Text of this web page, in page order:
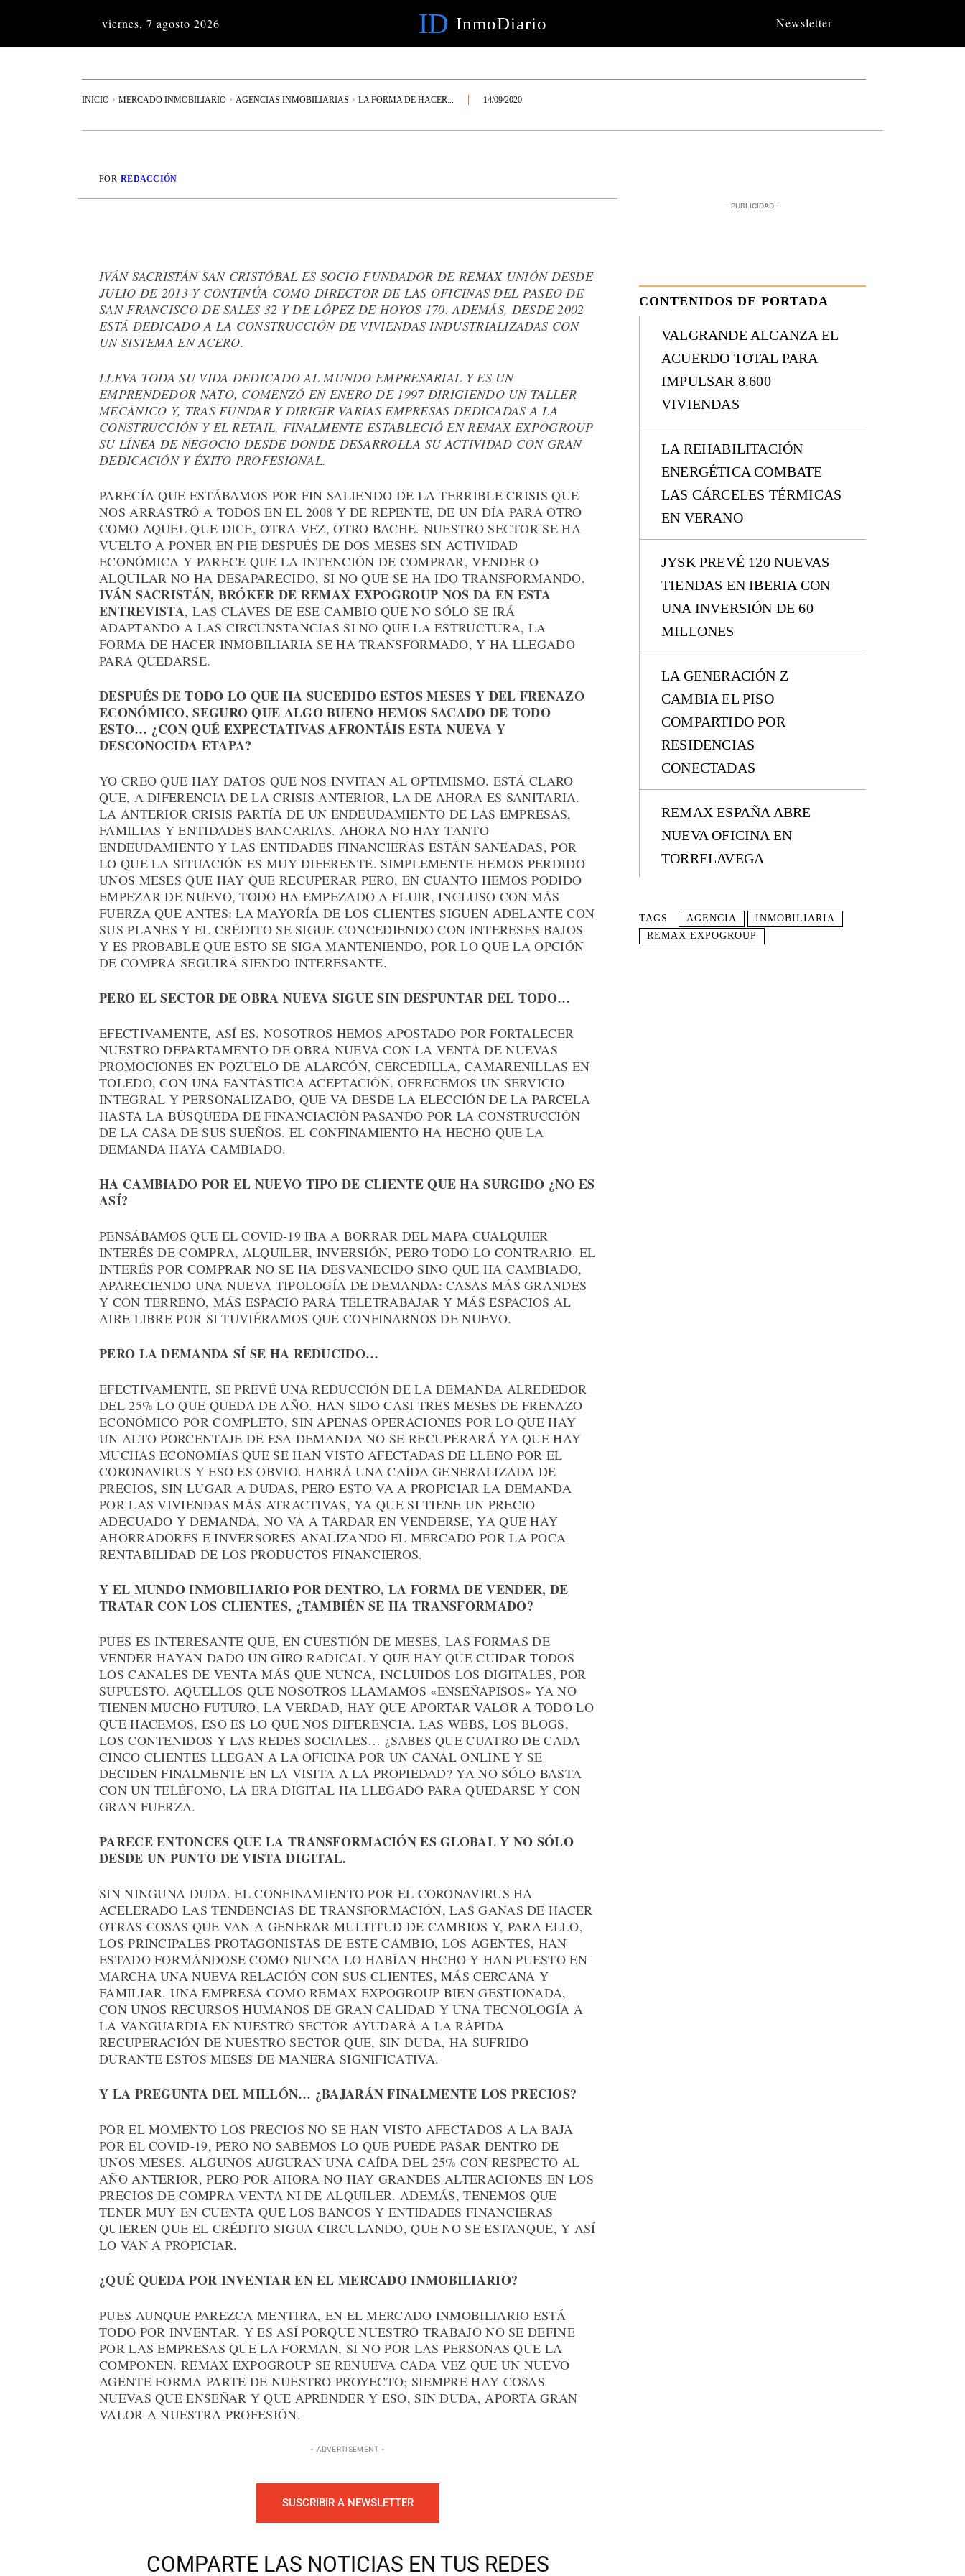
viernes, 7 agosto 2026 ID InmoDiario Newsletter
INICIO MERCADO INMOBILIARIO AGENCIAS INMOBILIARIAS LA FORMA DE HACER... 14/09/2020
POR REDACCIÓN
IVÁN SACRISTÁN SAN CRISTÓBAL ES SOCIO FUNDADOR DE REMAX UNIÓN DESDE
JULIO DE 2013 Y CONTINÚA COMO DIRECTOR DE LAS OFICINAS DEL PASEO DE
SAN FRANCISCO DE SALES 32 Y DE LÓPEZ DE HOYOS 170. ADEMÁS, DESDE 2002
ESTÁ DEDICADO A LA CONSTRUCCIÓN DE VIVIENDAS INDUSTRIALIZADAS CON
UN SISTEMA EN ACERO.
LLEVA TODA SU VIDA DEDICADO AL MUNDO EMPRESARIAL Y ES UN
EMPRENDEDOR NATO, COMENZÓ EN ENERO DE 1997 DIRIGIENDO UN TALLER
MECÁNICO Y, TRAS FUNDAR Y DIRIGIR VARIAS EMPRESAS DEDICADAS A LA
CONSTRUCCIÓN Y EL RETAIL, FINALMENTE ESTABLECIÓ EN REMAX EXPOGROUP
SU LÍNEA DE NEGOCIO DESDE DONDE DESARROLLA SU ACTIVIDAD CON GRAN
DEDICACIÓN Y ÉXITO PROFESIONAL.
PARECÍA QUE ESTÁBAMOS POR FIN SALIENDO DE LA TERRIBLE CRISIS QUE
NOS ARRASTRÓ A TODOS EN EL 2008 Y DE REPENTE, DE UN DÍA PARA OTRO
COMO AQUEL QUE DICE, OTRA VEZ, OTRO BACHE. NUESTRO SECTOR SE HA
VUELTO A PONER EN PIE DESPUÉS DE DOS MESES SIN ACTIVIDAD
ECONÓMICA Y PARECE QUE LA INTENCIÓN DE COMPRAR, VENDER O
ALQUILAR NO HA DESAPARECIDO, SI NO QUE SE HA IDO TRANSFORMANDO.
IVÁN SACRISTÁN, BRÓKER DE REMAX EXPOGROUP NOS DA EN ESTA
ENTREVISTA, LAS CLAVES DE ESE CAMBIO QUE NO SÓLO SE IRÁ
ADAPTANDO A LAS CIRCUNSTANCIAS SI NO QUE LA ESTRUCTURA, LA
FORMA DE HACER INMOBILIARIA SE HA TRANSFORMADO, Y HA LLEGADO
PARA QUEDARSE.
DESPUÉS DE TODO LO QUE HA SUCEDIDO ESTOS MESES Y DEL FRENAZO
ECONÓMICO, SEGURO QUE ALGO BUENO HEMOS SACADO DE TODO
ESTO… ¿CON QUÉ EXPECTATIVAS AFRONTÁIS ESTA NUEVA Y
DESCONOCIDA ETAPA?
YO CREO QUE HAY DATOS QUE NOS INVITAN AL OPTIMISMO. ESTÁ CLARO
QUE, A DIFERENCIA DE LA CRISIS ANTERIOR, LA DE AHORA ES SANITARIA.
LA ANTERIOR CRISIS PARTÍA DE UN ENDEUDAMIENTO DE LAS EMPRESAS,
FAMILIAS Y ENTIDADES BANCARIAS. AHORA NO HAY TANTO
ENDEUDAMIENTO Y LAS ENTIDADES FINANCIERAS ESTÁN SANEADAS, POR
LO QUE LA SITUACIÓN ES MUY DIFERENTE. SIMPLEMENTE HEMOS PERDIDO
UNOS MESES QUE HAY QUE RECUPERAR PERO, EN CUANTO HEMOS PODIDO
EMPEZAR DE NUEVO, TODO HA EMPEZADO A FLUIR, INCLUSO CON MÁS
FUERZA QUE ANTES: LA MAYORÍA DE LOS CLIENTES SIGUEN ADELANTE CON
SUS PLANES Y EL CRÉDITO SE SIGUE CONCEDIENDO CON INTERESES BAJOS
Y ES PROBABLE QUE ESTO SE SIGA MANTENIENDO, POR LO QUE LA OPCIÓN
DE COMPRA SEGUIRÁ SIENDO INTERESANTE.
PERO EL SECTOR DE OBRA NUEVA SIGUE SIN DESPUNTAR DEL TODO…
EFECTIVAMENTE, ASÍ ES. NOSOTROS HEMOS APOSTADO POR FORTALECER
NUESTRO DEPARTAMENTO DE OBRA NUEVA CON LA VENTA DE NUEVAS
PROMOCIONES EN POZUELO DE ALARCÓN, CERCEDILLA, CAMARENILLAS EN
TOLEDO, CON UNA FANTÁSTICA ACEPTACIÓN. OFRECEMOS UN SERVICIO
INTEGRAL Y PERSONALIZADO, QUE VA DESDE LA ELECCIÓN DE LA PARCELA
HASTA LA BÚSQUEDA DE FINANCIACIÓN PASANDO POR LA CONSTRUCCIÓN
DE LA CASA DE SUS SUEÑOS. EL CONFINAMIENTO HA HECHO QUE LA
DEMANDA HAYA CAMBIADO.
HA CAMBIADO POR EL NUEVO TIPO DE CLIENTE QUE HA SURGIDO ¿NO ES
ASÍ?
PENSÁBAMOS QUE EL COVID-19 IBA A BORRAR DEL MAPA CUALQUIER
INTERÉS DE COMPRA, ALQUILER, INVERSIÓN, PERO TODO LO CONTRARIO. EL
INTERÉS POR COMPRAR NO SE HA DESVANECIDO SINO QUE HA CAMBIADO,
APARECIENDO UNA NUEVA TIPOLOGÍA DE DEMANDA: CASAS MÁS GRANDES
Y CON TERRENO, MÁS ESPACIO PARA TELETRABAJAR Y MÁS ESPACIOS AL
AIRE LIBRE POR SI TUVIÉRAMOS QUE CONFINARNOS DE NUEVO.
PERO LA DEMANDA SÍ SE HA REDUCIDO…
EFECTIVAMENTE, SE PREVÉ UNA REDUCCIÓN DE LA DEMANDA ALREDEDOR
DEL 25% LO QUE QUEDA DE AÑO. HAN SIDO CASI TRES MESES DE FRENAZO
ECONÓMICO POR COMPLETO, SIN APENAS OPERACIONES POR LO QUE HAY
UN ALTO PORCENTAJE DE ESA DEMANDA NO SE RECUPERARÁ YA QUE HAY
MUCHAS ECONOMÍAS QUE SE HAN VISTO AFECTADAS DE LLENO POR EL
CORONAVIRUS Y ESO ES OBVIO. HABRÁ UNA CAÍDA GENERALIZADA DE
PRECIOS, SIN LUGAR A DUDAS, PERO ESTO VA A PROPICIAR LA DEMANDA
POR LAS VIVIENDAS MÁS ATRACTIVAS, YA QUE SI TIENE UN PRECIO
ADECUADO Y DEMANDA, NO VA A TARDAR EN VENDERSE, YA QUE HAY
AHORRADORES E INVERSORES ANALIZANDO EL MERCADO POR LA POCA
RENTABILIDAD DE LOS PRODUCTOS FINANCIEROS.
Y EL MUNDO INMOBILIARIO POR DENTRO, LA FORMA DE VENDER, DE
TRATAR CON LOS CLIENTES, ¿TAMBIÉN SE HA TRANSFORMADO?
PUES ES INTERESANTE QUE, EN CUESTIÓN DE MESES, LAS FORMAS DE
VENDER HAYAN DADO UN GIRO RADICAL Y QUE HAY QUE CUIDAR TODOS
LOS CANALES DE VENTA MÁS QUE NUNCA, INCLUIDOS LOS DIGITALES, POR
SUPUESTO. AQUELLOS QUE NOSOTROS LLAMAMOS «ENSEÑAPISOS» YA NO
TIENEN MUCHO FUTURO, LA VERDAD, HAY QUE APORTAR VALOR A TODO LO
QUE HACEMOS, ESO ES LO QUE NOS DIFERENCIA. LAS WEBS, LOS BLOGS,
LOS CONTENIDOS Y LAS REDES SOCIALES… ¿SABES QUE CUATRO DE CADA
CINCO CLIENTES LLEGAN A LA OFICINA POR UN CANAL ONLINE Y SE
DECIDEN FINALMENTE EN LA VISITA A LA PROPIEDAD? YA NO SÓLO BASTA
CON UN TELÉFONO, LA ERA DIGITAL HA LLEGADO PARA QUEDARSE Y CON
GRAN FUERZA.
PARECE ENTONCES QUE LA TRANSFORMACIÓN ES GLOBAL Y NO SÓLO
DESDE UN PUNTO DE VISTA DIGITAL.
SIN NINGUNA DUDA. EL CONFINAMIENTO POR EL CORONAVIRUS HA
ACELERADO LAS TENDENCIAS DE TRANSFORMACIÓN, LAS GANAS DE HACER
OTRAS COSAS QUE VAN A GENERAR MULTITUD DE CAMBIOS Y, PARA ELLO,
LOS PRINCIPALES PROTAGONISTAS DE ESTE CAMBIO, LOS AGENTES, HAN
ESTADO FORMÁNDOSE COMO NUNCA LO HABÍAN HECHO Y HAN PUESTO EN
MARCHA UNA NUEVA RELACIÓN CON SUS CLIENTES, MÁS CERCANA Y
FAMILIAR. UNA EMPRESA COMO REMAX EXPOGROUP BIEN GESTIONADA,
CON UNOS RECURSOS HUMANOS DE GRAN CALIDAD Y UNA TECNOLOGÍA A
LA VANGUARDIA EN NUESTRO SECTOR AYUDARÁ A LA RÁPIDA
RECUPERACIÓN DE NUESTRO SECTOR QUE, SIN DUDA, HA SUFRIDO
DURANTE ESTOS MESES DE MANERA SIGNIFICATIVA.
Y LA PREGUNTA DEL MILLÓN… ¿BAJARÁN FINALMENTE LOS PRECIOS?
POR EL MOMENTO LOS PRECIOS NO SE HAN VISTO AFECTADOS A LA BAJA
POR EL COVID-19, PERO NO SABEMOS LO QUE PUEDE PASAR DENTRO DE
UNOS MESES. ALGUNOS AUGURAN UNA CAÍDA DEL 25% CON RESPECTO AL
AÑO ANTERIOR, PERO POR AHORA NO HAY GRANDES ALTERACIONES EN LOS
PRECIOS DE COMPRA-VENTA NI DE ALQUILER. ADEMÁS, TENEMOS QUE
TENER MUY EN CUENTA QUE LOS BANCOS Y ENTIDADES FINANCIERAS
QUIEREN QUE EL CRÉDITO SIGUA CIRCULANDO, QUE NO SE ESTANQUE, Y ASÍ
LO VAN A PROPICIAR.
¿QUÉ QUEDA POR INVENTAR EN EL MERCADO INMOBILIARIO?
PUES AUNQUE PAREZCA MENTIRA, EN EL MERCADO INMOBILIARIO ESTÁ
TODO POR INVENTAR. Y ES ASÍ PORQUE NUESTRO TRABAJO NO SE DEFINE
POR LAS EMPRESAS QUE LA FORMAN, SI NO POR LAS PERSONAS QUE LA
COMPONEN. REMAX EXPOGROUP SE RENUEVA CADA VEZ QUE UN NUEVO
AGENTE FORMA PARTE DE NUESTRO PROYECTO; SIEMPRE HAY COSAS
NUEVAS QUE ENSEÑAR Y QUE APRENDER Y ESO, SIN DUDA, APORTA GRAN
VALOR A NUESTRA PROFESIÓN.
- ADVERTISEMENT -
SUSCRIBIR A NEWSLETTER
COMPARTE LAS NOTICIAS EN TUS REDES
- PUBLICIDAD -
CONTENIDOS DE PORTADA
VALGRANDE ALCANZA EL
ACUERDO TOTAL PARA
IMPULSAR 8.600
VIVIENDAS
LA REHABILITACIÓN
ENERGÉTICA COMBATE
LAS CÁRCELES TÉRMICAS
EN VERANO
JYSK PREVÉ 120 NUEVAS
TIENDAS EN IBERIA CON
UNA INVERSIÓN DE 60
MILLONES
LA GENERACIÓN Z
CAMBIA EL PISO
COMPARTIDO POR
RESIDENCIAS
CONECTADAS
REMAX ESPAÑA ABRE
NUEVA OFICINA EN
TORRELAVEGA
TAGS AGENCIA
INMOBILIARIA
REMAX EXPOGROUP